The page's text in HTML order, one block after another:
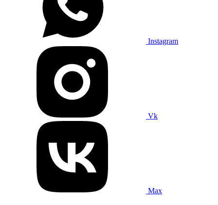
Instagram
Vk
Max